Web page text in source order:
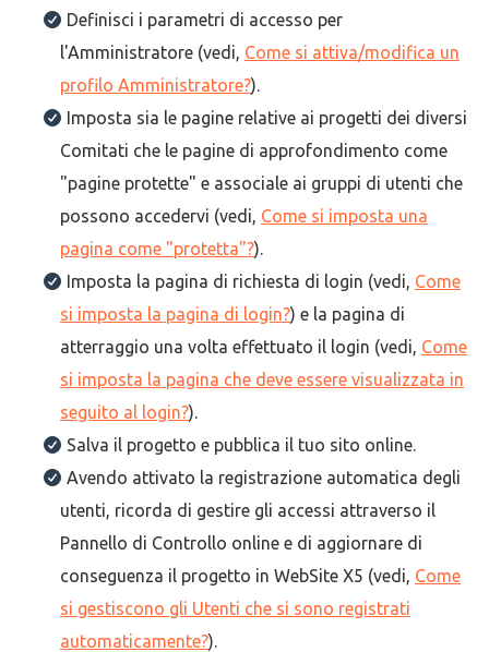
Definisci i parametri di accesso per
l'Amministratore (vedi, Come si attiva/modifica un
profilo Amministratore?).
Imposta sia le pagine relative ai progetti dei diversi
Comitati che le pagine di approfondimento come
"pagine protette" e associale ai gruppi di utenti che
possono accedervi (vedi, Come si imposta una
pagina come "protetta"?).
Imposta la pagina di richiesta di login (vedi, Come
si imposta la pagina di login?) e la pagina di
atterraggio una volta effettuato il login (vedi, Come
si imposta la pagina che deve essere visualizzata in
seguito al login?).
Salva il progetto e pubblica il tuo sito online.
Avendo attivato la registrazione automatica degli
utenti, ricorda di gestire gli accessi attraverso il
Pannello di Controllo online e di aggiornare di
conseguenza il progetto in WebSite X5 (vedi, Come
si gestiscono gli Utenti che si sono registrati
automaticamente?).